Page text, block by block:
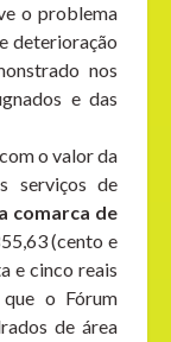
o problema
deterioração
nos
e das
o valor da
serviços de
comarca de
(cento e
e cinco reais
o Fórum
de área